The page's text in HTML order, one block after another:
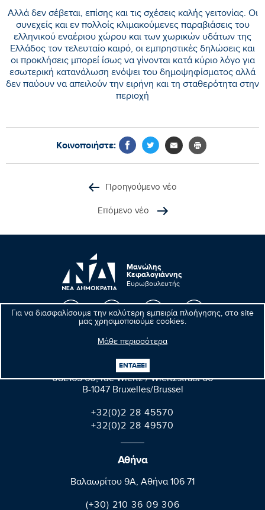
Για να διασφαλίσουμε την καλύτερη εμπειρία πλοήγησης, στο site
μας χρησιμοποιούμε cookies.
Μάθε περισσότερα
ΕΝΤΑΞΕΙ
Αλλά δεν σέβεται, επίσης και τις σχέσεις καλής γειτονίας. Οι
συνεχείς και εν πολλοίς κλιμακούμενες παραβιάσεις του
ελληνικού εναέριου χώρου και των χωρικών υδάτων της
Ελλάδος τον τελευταίο καιρό, οι εμπρηστικές δηλώσεις και
οι προκλήσεις μπορεί ίσως να γίνονται κατά κύριο λόγο για
εσωτερική κατανάλωση ενόψει του δημοψηφίσματος αλλά
δεν παύουν να απειλούν την ειρήνη και τη σταθερότητα στην
περιοχή
Κοινοποιήστε:
Προηγούμενο νέο
Επόμενο νέο
Μανώλης
Κεφαλογιάννης
Ευρωβουλευτής
Βρυξέλλες
Parlement européen Bât. Altiero Spinelli
08E165 60, rue Wiertz / Wiertzstraat 60
B-1047 Bruxelles/Brussel
+32(0)2 28 45570
+32(0)2 28 49570
Αθήνα
Βαλαωρίτου 9A, Aθήνα 106 71
(+30) 210 36 09 306